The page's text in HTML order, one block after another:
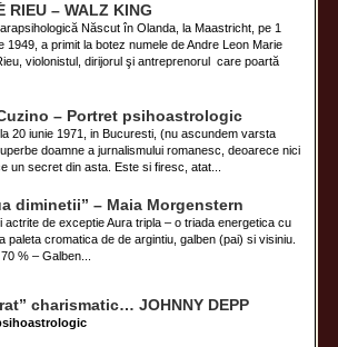
RIEU – WALZ KING
Născut în Olanda, la Maastricht, pe 1
1949, a primit la botez numele de Andre Leon Marie
violonistul, dirijorul şi antreprenorul care poartă
– Portret psihoastrologic
20 iunie 1971, in Bucuresti, (nu ascundem varsta
doamne a jurnalismului romanesc, deoarece nici
un secret din asta. Este si firesc, atat...
diminetii” – Maia Morgenstern
actrite de exceptie Aura tripla – o triada energetica cu
paleta cromatica de de argintiu, galben (pai) si visiniu.
% – Galben...
charismatic… JOHNNY DEPP